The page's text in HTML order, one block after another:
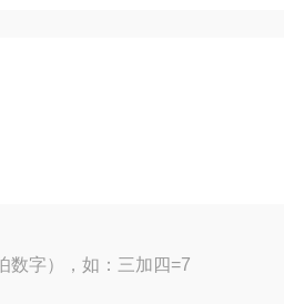
数字），如：三加四=7